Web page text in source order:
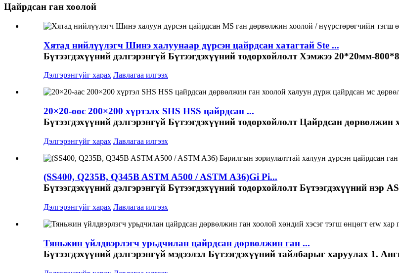
Цайрдсан ган хоолой
Хятад нийлүүлэгч Шинэ халуунаар дүрсэн цайрдсан хатагтай Ste ...
Бүтээгдэхүүний дэлгэрэнгүй Бүтээгдэхүүний тодорхойлолт Хэмжээ 20*20мм-
Дэлгэрэнгүйг харах Лавлагаа илгээх
20×20-оос 200×200 хүртэлх SHS HSS цайрдсан ...
Бүтээгдэхүүний дэлгэрэнгүй Бүтээгдэхүүний тодорхойлолт Цайрдсан
Дэлгэрэнгүйг харах Лавлагаа илгээх
(SS400, Q235B, Q345B ASTM A500 / ASTM A36)Gi Pi...
Бүтээгдэхүүний дэлгэрэнгүй Бүтээгдэхүүний тодорхойлолт Бүтээгдэхүүний нэр
Дэлгэрэнгүйг харах Лавлагаа илгээх
Тяньжин үйлдвэрлэгч урьдчилан цайрдсан дөрвөлжин ган ...
Бүтээгдэхүүний дэлгэрэнгүй мэдээлэл Бүтээгдэхүүний тайлбарыг харуулах 1.